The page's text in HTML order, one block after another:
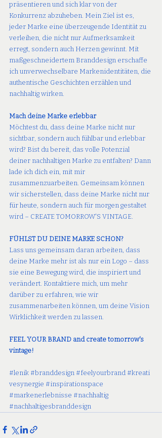
präsentieren und sich klar von der
Konkurrenz abzuheben. Mein Ziel ist es,
jeder Marke eine überzeugende Identität zu
verleihen, die nicht nur Aufmerksamkeit
erregt, sondern auch Herzen gewinnt. Mit
maßgeschneidertem Branddesign erschaffe
ich unverwechselbare Markenidentitäten, die
authentische Geschichten erzählen und
nachhaltig wirken.
Mach deine Marke erlebbar
Möchtest du, dass deine Marke nicht nur
sichtbar, sondern auch fühlbar und erlebbar
wird? Bist du bereit, das volle Potenzial
deiner nachhaltigen Marke zu entfalten? Dann
lade ich dich ein, mit mir
zusammenzuarbeiten. Gemeinsam können
wir sicherstellen, dass deine Marke nicht nur
für heute, sondern auch für morgen gestaltet
wird – CREATE TOMORROW'S VINTAGE.
FÜHLST DU DEINE MARKE SCHON?
Lass uns gemeinsam daran arbeiten, dass
deine Marke mehr ist als nur ein Logo – dass
sie eine Bewegung wird, die inspiriert und
verändert. Kontaktiere mich, um mehr
darüber zu erfahren, wie wir
zusammenarbeiten können, um deine Vision
Wirklichkeit werden zu lassen.
FEEL YOUR BRAND and create tomorrow's
vintage!
#lenik #branddesign #feelyourbrand #kreati
vesynergie #inspirationspace
#markenerlebnisse #nachhaltig
#nachhaltigesbranddesign